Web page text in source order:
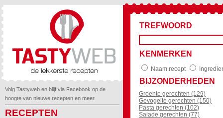
Volg Tastyweb en blijf via Facebook op de
hoogte van nieuwe recepten en meer.
RECEPTEN
TREFWOORD
KENMERKEN
Naam recept
BIJZONDERHEDEN
Groente gerechten (129)
Gevogelte gerechten (150)
Pasta gerechten (102)
Salade gerechten (77)